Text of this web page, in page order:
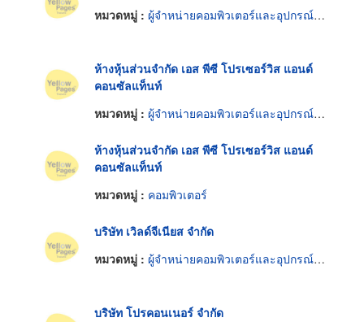
หมวดหมู่ : ผู้จำหน่ายคอมพิวเตอร์และอุปกรณ์ต่อพ่วง
ห้างหุ้นส่วนจำกัด เอส พีซี โปรเซอร์วิส แอนด์
คอนซัลแท็นท์
หมวดหมู่ : ผู้จำหน่ายคอมพิวเตอร์และอุปกรณ์ต่อพ่วง
ห้างหุ้นส่วนจำกัด เอส พีซี โปรเซอร์วิส แอนด์
คอนซัลแท็นท์
หมวดหมู่ : คอมพิวเตอร์
บริษัท เวิลด์จีเนียส จำกัด
หมวดหมู่ : ผู้จำหน่ายคอมพิวเตอร์และอุปกรณ์ต่อพ่วง
บริษัท โปรคอนเนอร์ จำกัด